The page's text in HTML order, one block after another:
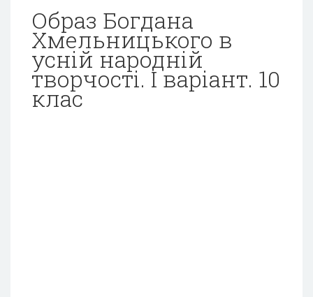
Образ Богдана
Хмельницького в
усній народній
творчості. I варіант. 10
клас